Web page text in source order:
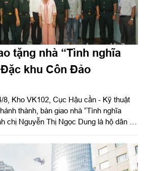
tặng nhà “Tình nghĩa
khu Côn Đảo
8, Kho VK102, Cục Hậu cần - Kỹ thuật
thành, bàn giao nhà “Tình nghĩa
chị Nguyễn Thị Ngọc Dung là hộ dân có
Minh. Đại tá Phạm Ngọc Sơn, Chính
Quân khu đến dự và phát biểu chúc